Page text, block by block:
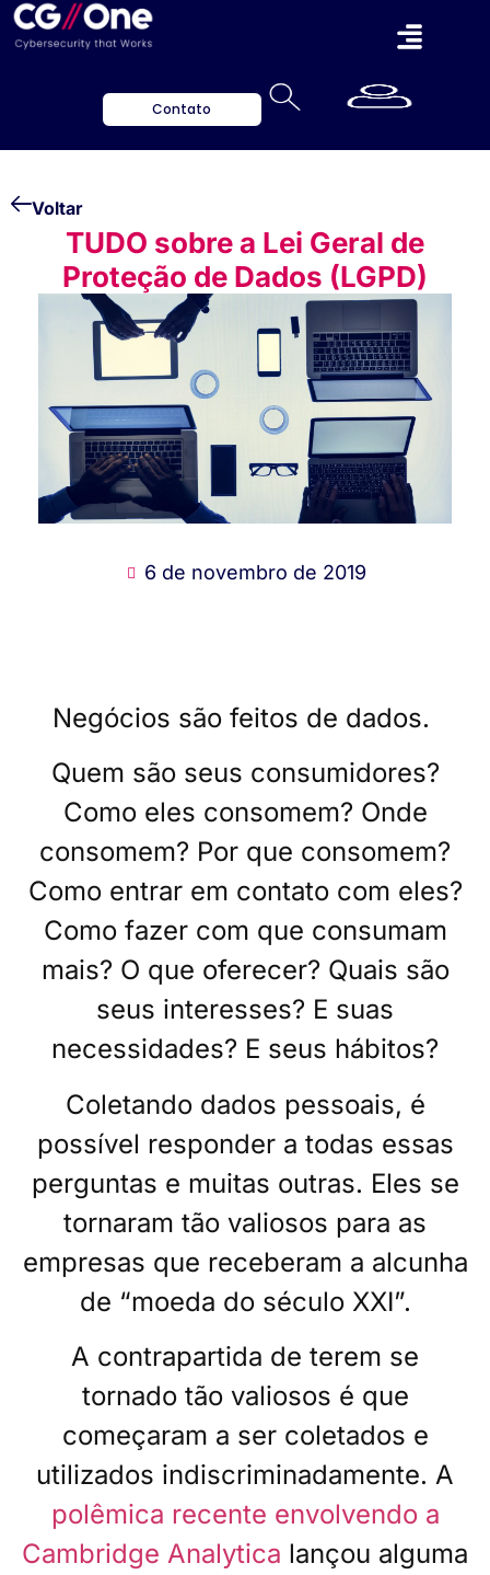
Contato
Voltar
TUDO sobre a Lei Geral de
Proteção de Dados (LGPD)
6 de novembro de 2019
Negócios são feitos de dados.
Quem são seus consumidores?
Como eles consomem? Onde
consomem? Por que consomem?
Como entrar em contato com eles?
Como fazer com que consumam
mais? O que oferecer? Quais são
seus interesses? E suas
necessidades? E seus hábitos?
Coletando dados pessoais, é
possível responder a todas essas
perguntas e muitas outras. Eles se
tornaram tão valiosos para as
empresas que receberam a alcunha
de “moeda do século XXI”.
A contrapartida de terem se
tornado tão valiosos é que
começaram a ser coletados e
utilizados indiscriminadamente. A
polêmica recente envolvendo a
Cambridge Analytica lançou alguma